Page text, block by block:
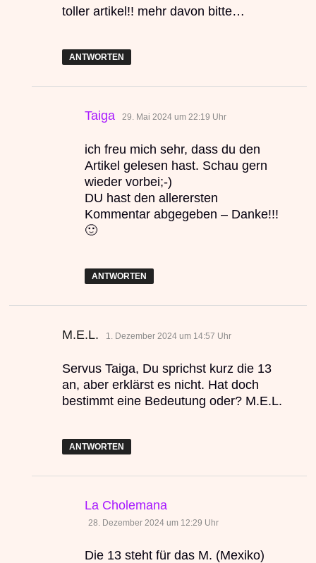
toller artikel!! mehr davon bitte…
ANTWORTEN
Taiga sagt:
29. Mai 2024 um 22:19 Uhr
ich freu mich sehr, dass du den
Artikel gelesen hast. Schau gern
wieder vorbei;-)
DU hast den allerersten
Kommentar abgegeben – Danke!!!
🙂
ANTWORTEN
M.E.L. sagt:
1. Dezember 2024 um 14:57 Uhr
Servus Taiga, Du sprichst kurz die 13
an, aber erklärst es nicht. Hat doch
bestimmt eine Bedeutung oder? M.E.L.
ANTWORTEN
La Cholemana
28. Dezember 2024 um 12:29 Uhr
Die 13 steht für das M. (Mexiko)